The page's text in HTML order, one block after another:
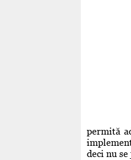
permită
deci nu